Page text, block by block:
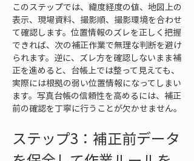
このステップでは、緯度経度の値、地図上の
表示、現場資料、撮影順、撮影環境を合わせ
て確認します。位置情報のズレを正しく把握
できれば、次の補正作業で無理な判断を避け
られます。逆に、ズレ方を確認しないまま補
正を進めると、台帳上では整って見えても、
実際には根拠の弱い位置情報になってしまい
ます。写真台帳の信頼性を高めるには、補正
前の確認を丁寧に行うことが欠かせません。
ステップ3：補正前データ